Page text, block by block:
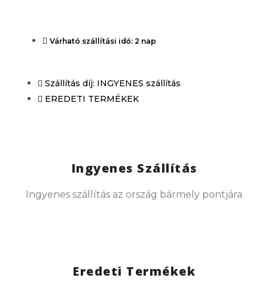
Várható szállítási idő: 2 nap
Szállítás díj: INGYENES szállítás
EREDETI TERMÉKEK
Ingyenes Szállítás
Ingyenes szállítás az ország bármely pontjára
Eredeti Termékek